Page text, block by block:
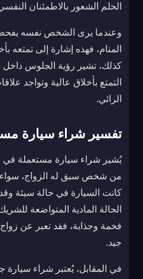
الحلم الشعور بالاطمئنان
وعندما يرى الشخص نفسه
المنام، فهذه إشارة إلى تمتعه
كذلك، تشير رؤية الجلوس
التمتع بأخلاق عالية وتواجد
الرائي.
تفسير شراء سيارة
يُشير شراء سيارة مستعملة في
من شخص سبق له الزواج، سواء
كانت السيارة في حالة سيئة
الحالة المادية المتواضعة
فخمة وجذابة، فقد تعبر عن
جيد.
في المقابل، يُعتبر شراء سيارة